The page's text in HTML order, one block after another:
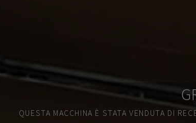
QUESTA MACCHINA È STATA VENDUTA DI